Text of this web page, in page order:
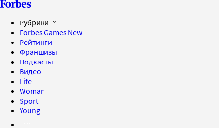
Рубрики
Forbes Games New
Рейтинги
Франшизы
Подкасты
Видео
Life
Woman
Sport
Young